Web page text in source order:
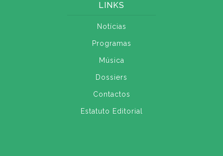
LINKS
Notícias
Programas
Música
Dossiers
Contactos
Estatuto Editorial